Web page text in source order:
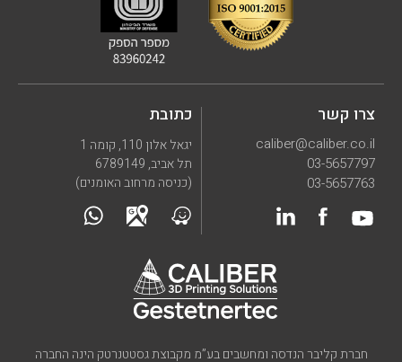
חברת קליבר הנדסה ומחשבים בע”מ מקבוצת גסטטנרטק הינה החברה
כתובת
יגאל אלון 110, קומה 1
תל אביב, 6789149
(כניסה מרחוב האומנים)
צרו קשר
caliber@caliber.co.il
03-5657797
03-5657763